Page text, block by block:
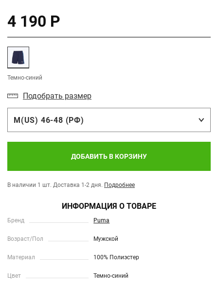
4 190 Р
Темно-синий
Подобрать размер
M(US) 46-48 (РФ)
ДОБАВИТЬ В КОРЗИНУ
В наличии 1 шт. Доставка 1-2 дня. Подробнее
ИНФОРМАЦИЯ О ТОВАРЕ
Бренд Puma
Возраст/Пол Мужской
Материал 100% Полиэстер
Цвет Темно-синий